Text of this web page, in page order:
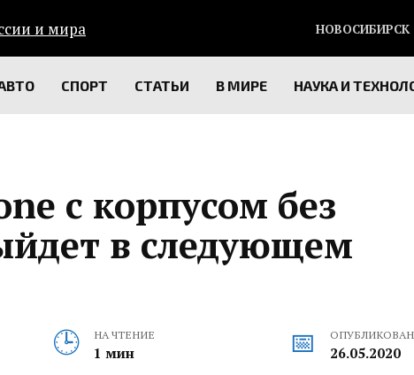
НОВОСИБИРСК
СПОРТ СТАТЬИ В МИРЕ НАУКА И
с корпусом без
в следующем
НА ЧТЕНИЕ
1 мин 26.05.2020